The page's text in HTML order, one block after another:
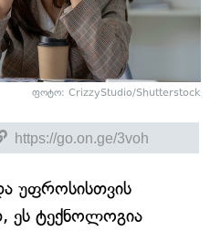
ფოტო: CrizzyStudio/Shutterstock
უფროსისთვის
ეს ტექნოლოგია